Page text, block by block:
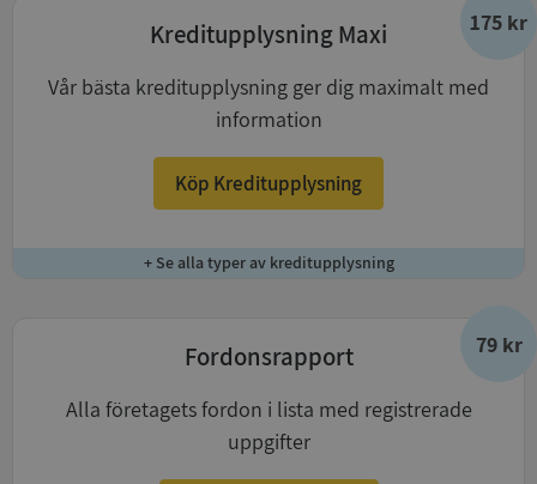
175 kr
Kreditupplysning Maxi
Vår bästa kreditupplysning ger dig maximalt med
information
Köp Kreditupplysning
+ Se alla typer av kreditupplysning
79 kr
Fordonsrapport
Alla företagets fordon i lista med registrerade
uppgifter